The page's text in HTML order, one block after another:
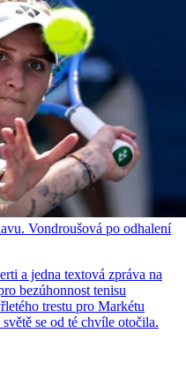
Vondroušová po odhalení
a jedna textová zpráva na
bezúhonnost tenisu
trestu pro Markétu
se od té chvíle otočila.